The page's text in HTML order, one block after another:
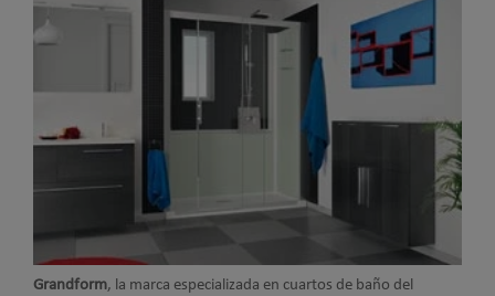
Grandform, la marca especializada en cuartos de baño del